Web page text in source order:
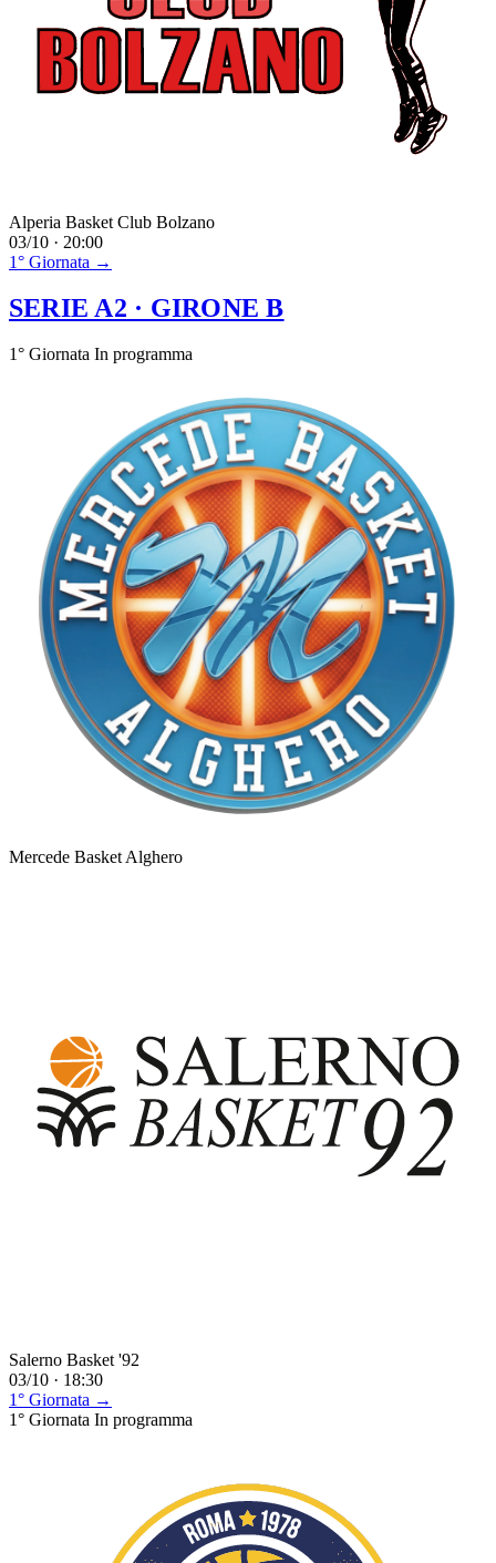
Alperia Basket Club Bolzano
03/10 · 20:00
1° Giornata →
SERIE A2 · GIRONE B
1° Giornata In programma
Mercede Basket Alghero
Salerno Basket '92
03/10 · 18:30
1° Giornata →
1° Giornata In programma